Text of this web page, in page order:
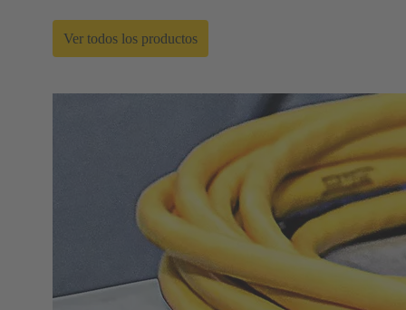
Ver todos los productos